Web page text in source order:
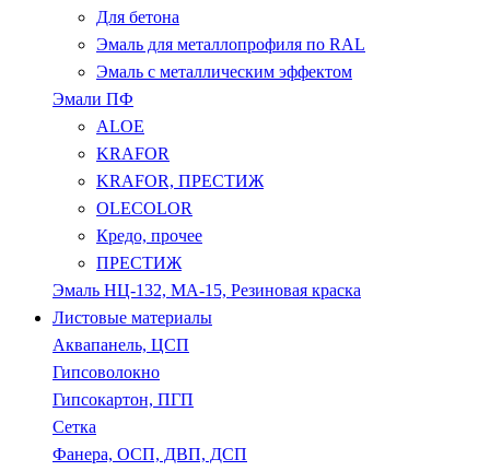
Для бетона
Эмаль для металлопрофиля по RAL
Эмаль с металлическим эффектом
Эмали ПФ
ALOE
KRAFOR
KRAFOR, ПРЕСТИЖ
OLECOLOR
Кредо, прочее
ПРЕСТИЖ
Эмаль НЦ-132, МА-15, Резиновая краска
Листовые материалы
Аквапанель, ЦСП
Гипсоволокно
Гипсокартон, ПГП
Сетка
Фанера, ОСП, ДВП, ДСП